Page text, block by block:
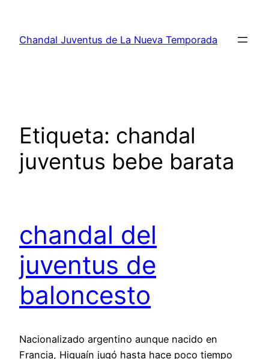
contenido
Chandal Juventus de La Nueva Temporada
Etiqueta: chandal
juventus bebe barata
chandal del
juventus de
baloncesto
Nacionalizado argentino aunque nacido en
Francia, Higuaín jugó hasta hace poco tiempo